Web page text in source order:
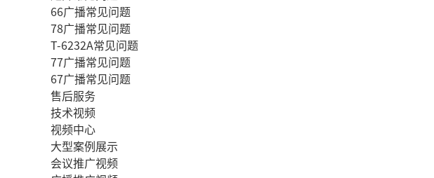
66广播常见问题
78广播常见问题
T-6232A常见问题
77广播常见问题
67广播常见问题
售后服务
技术视频
视频中心
大型案例展示
会议推广视频